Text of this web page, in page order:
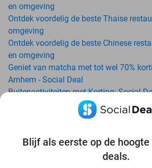
Blijf als eerste op de
deals.
en omgeving
Ontdek voordelig de beste Thaise
omgeving
Ontdek voordelig de beste Chinese
en omgeving
Geniet van matcha met tot wel 70%
Arnhem - Social Deal
Buitenactiviteiten met Korting: Social
Ga voordelig de padelbaan op met
Deal
Ontdek voordelig Pilates in Arnhem -